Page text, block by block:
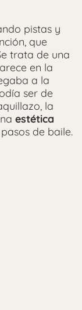
pistas y
que
trata de una
en la
a la
ser de
la
estética
de baile.